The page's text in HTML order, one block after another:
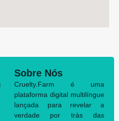
Sobre Nós
Cruelty.Farm é uma
plataforma digital multilíngue
lançada para revelar a
verdade por trás das